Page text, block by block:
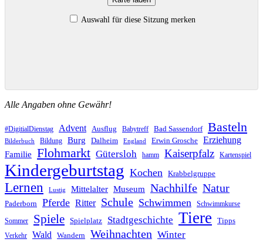
Auswahl für diese Sitzung merken
Alle Angaben ohne Gewähr!
#DigitialDienstag Advent Ausflug Babytreff Bad Sassendorf Basteln
Bilderbuch Bildung Burg Dalheim England Erwin Grosche Erziehung
Familie Flohmarkt Gütersloh hamm Kaiserpfalz Kartenspiel
Kindergeburtstag Kochen Krabbelgruppe
Lernen Lustig Mittelalter Museum Nachhilfe Natur
Paderborn Pferde Ritter Schule Schwimmen Schwimmkurse
Sommer Spiele Spielplatz Stadtgeschichte Tiere Tipps
Verkehr Wald Wandern Weihnachten Winter